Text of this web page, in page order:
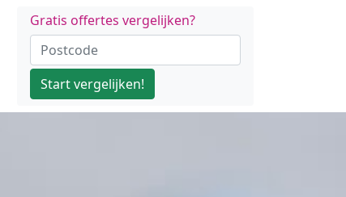
Gratis offertes vergelijken?
Start vergelijken!